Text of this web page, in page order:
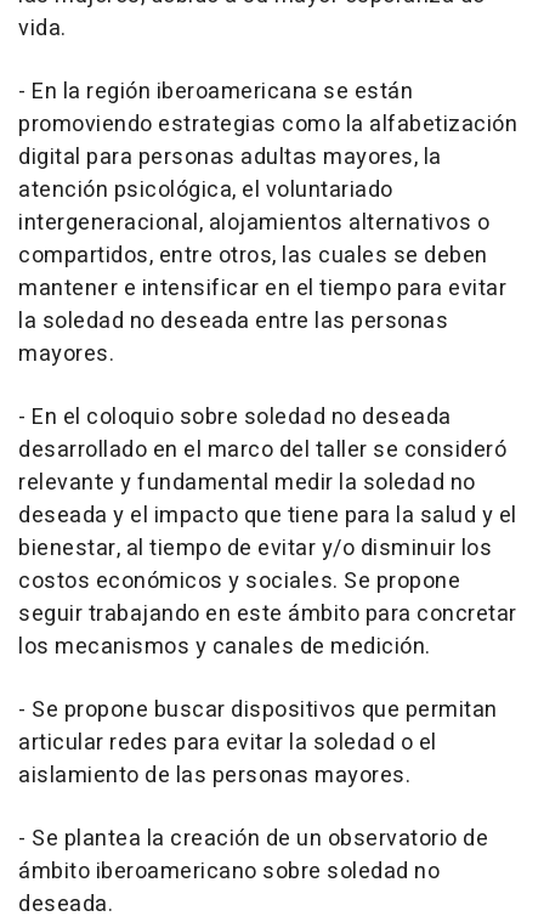
vida.
- En la región iberoamericana se están
promoviendo estrategias como la alfabetización
digital para personas adultas mayores, la
atención psicológica, el voluntariado
intergeneracional, alojamientos alternativos o
compartidos, entre otros, las cuales se deben
mantener e intensificar en el tiempo para evitar
la soledad no deseada entre las personas
mayores.
- En el coloquio sobre soledad no deseada
desarrollado en el marco del taller se consideró
relevante y fundamental medir la soledad no
deseada y el impacto que tiene para la salud y el
bienestar, al tiempo de evitar y/o disminuir los
costos económicos y sociales. Se propone
seguir trabajando en este ámbito para concretar
los mecanismos y canales de medición.
- Se propone buscar dispositivos que permitan
articular redes para evitar la soledad o el
aislamiento de las personas mayores.
- Se plantea la creación de un observatorio de
ámbito iberoamericano sobre soledad no
deseada.